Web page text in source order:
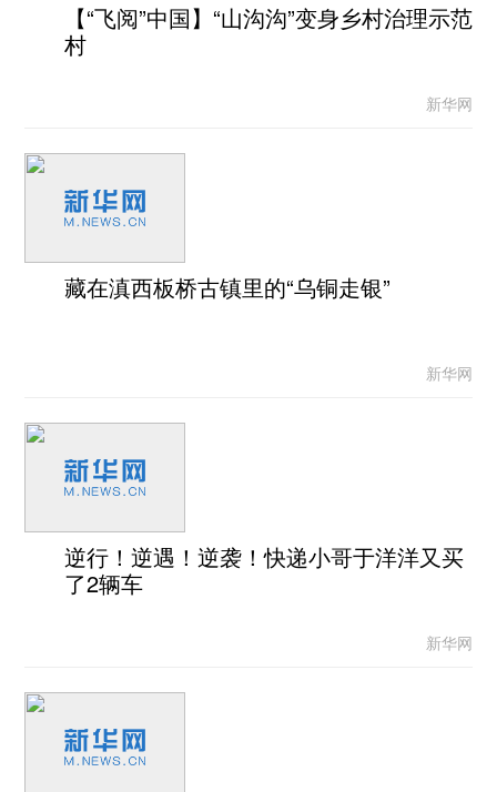
【“飞阅”中国】“山沟沟”变身乡村治理示范
村
新华网
藏在滇西板桥古镇里的“乌铜走银”
新华网
逆行！逆遇！逆袭！快递小哥于洋洋又买
了2辆车
新华网